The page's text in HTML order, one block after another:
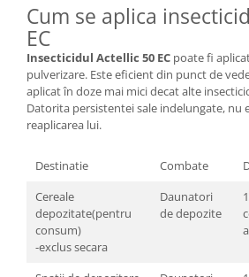
Echipamente de curatenie
Cum se aplica
EC
Insecticidul Actellic 50 EC poate fi
pulverizare. Este eficient din punct de
aplicat în doze mai mici decat alte
Datorita persistentei sale indelungate, nu
reaplicarea lui.
Destinatie Combate
Cereale
depozitate(pentru
consum)
-exclus secara
Daunatori
de depozite